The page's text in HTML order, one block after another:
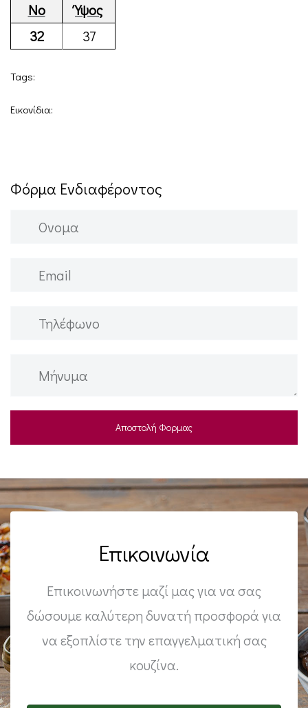
Νο
Ύψος
32
37
Tags:
Εικονίδια:
Φόρμα Ενδιαφέροντος
Επικοινωνία
Επικοινωνήστε μαζί μας για να σας
δώσουμε καλύτερη δυνατή προσφορά για
να εξοπλίστε την επαγγελματική σας
κουζίνα.